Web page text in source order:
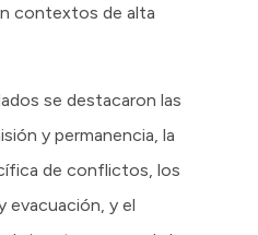
contextos de alta
se destacaron las
y permanencia, la
de conflictos, los
evacuación, y el